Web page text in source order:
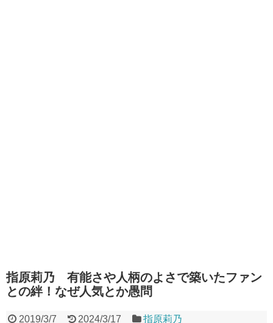
指原莉乃 有能さや人柄のよさで築いたファン
との絆！なぜ人気とか愚問
2019/3/7 2024/3/17 指原莉乃